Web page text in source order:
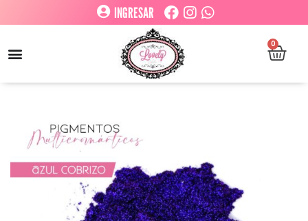
INGRESAR
0